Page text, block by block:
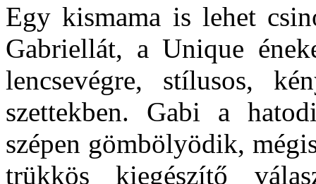
Egy kismama is lehet
Gabriellát, a Unique
lencsevégre, stílusos,
szettekben. Gabi a
szépen gömbölyödik,
trükkös kiegészítő